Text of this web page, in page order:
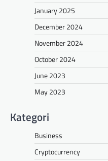
January 2025
December 2024
November 2024
October 2024
June 2023
May 2023
Kategori
Business
Cryptocurrency